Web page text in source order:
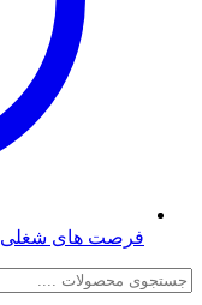
فرصت های شغلی